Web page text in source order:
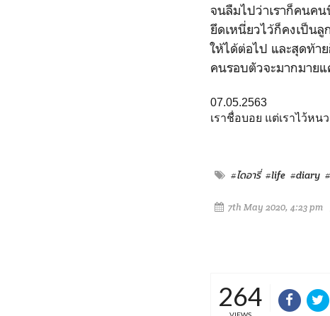
จนลืมไปว่าเราก็คนค
ยึดเหนี่ยวไว้ก็คงเป็นลู
ให้ได้ต่อไป และสุดท้า
คนรอบตัวจะมากมายแ
07.05.2563
เราชื่อบอย แต่เราไว้หน
#ไดอารี่ #life #diary
7th May 2020, 4:23 pm
264